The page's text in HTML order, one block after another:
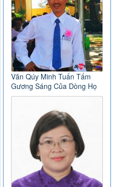
Văn Qúy Minh Tuấn Tấm
Gương Sáng Của Dòng Họ